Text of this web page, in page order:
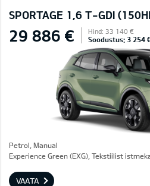
SPORTAGE 1,6 T-GDI
29 886 € Hind: 33 140 €
Soodustus: 3 254
Petrol, Manual
Experience Green (EXG), Tekstiilist
VAATA